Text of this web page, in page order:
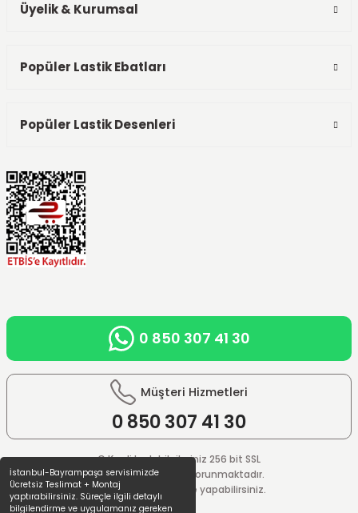
İstanbul-Bayrampaşa servisimizde
Ücretsiz Teslimat + Montaj
yaptırabilirsiniz. Süreçle ilgili detaylı
bilgilendirme ve uygulamanız gereken
Üyelik & Kurumsal
Popüler Lastik Ebatları
Popüler Lastik Desenleri
0 850 307 41 30
Müşteri Hizmetleri
0 850307 41 30
© Kredi kartı bilgileriniz 256 bit SSL
güvenlik sistemi ile korunmaktadır.
%100 güvenle ödeme yapabilirsiniz.